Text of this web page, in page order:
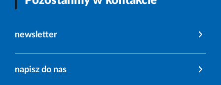
newsletter
napisz do nas